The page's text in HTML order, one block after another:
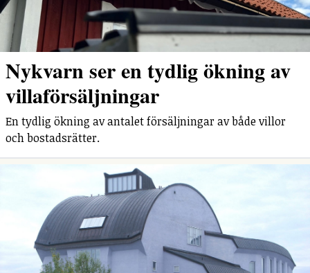
Nykvarn ser en tydlig ökning av
villaförsäljningar
En tydlig ökning av antalet försäljningar av både villor
och bostadsrätter.